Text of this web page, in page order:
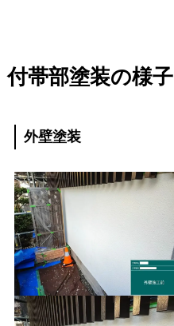
付帯部塗装の様子
外壁塗装